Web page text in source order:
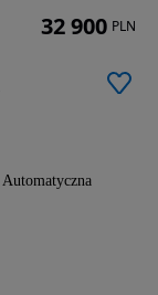
Automatyczna
32 900 PLN